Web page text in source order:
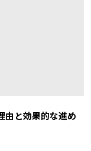
由と効果的な進め